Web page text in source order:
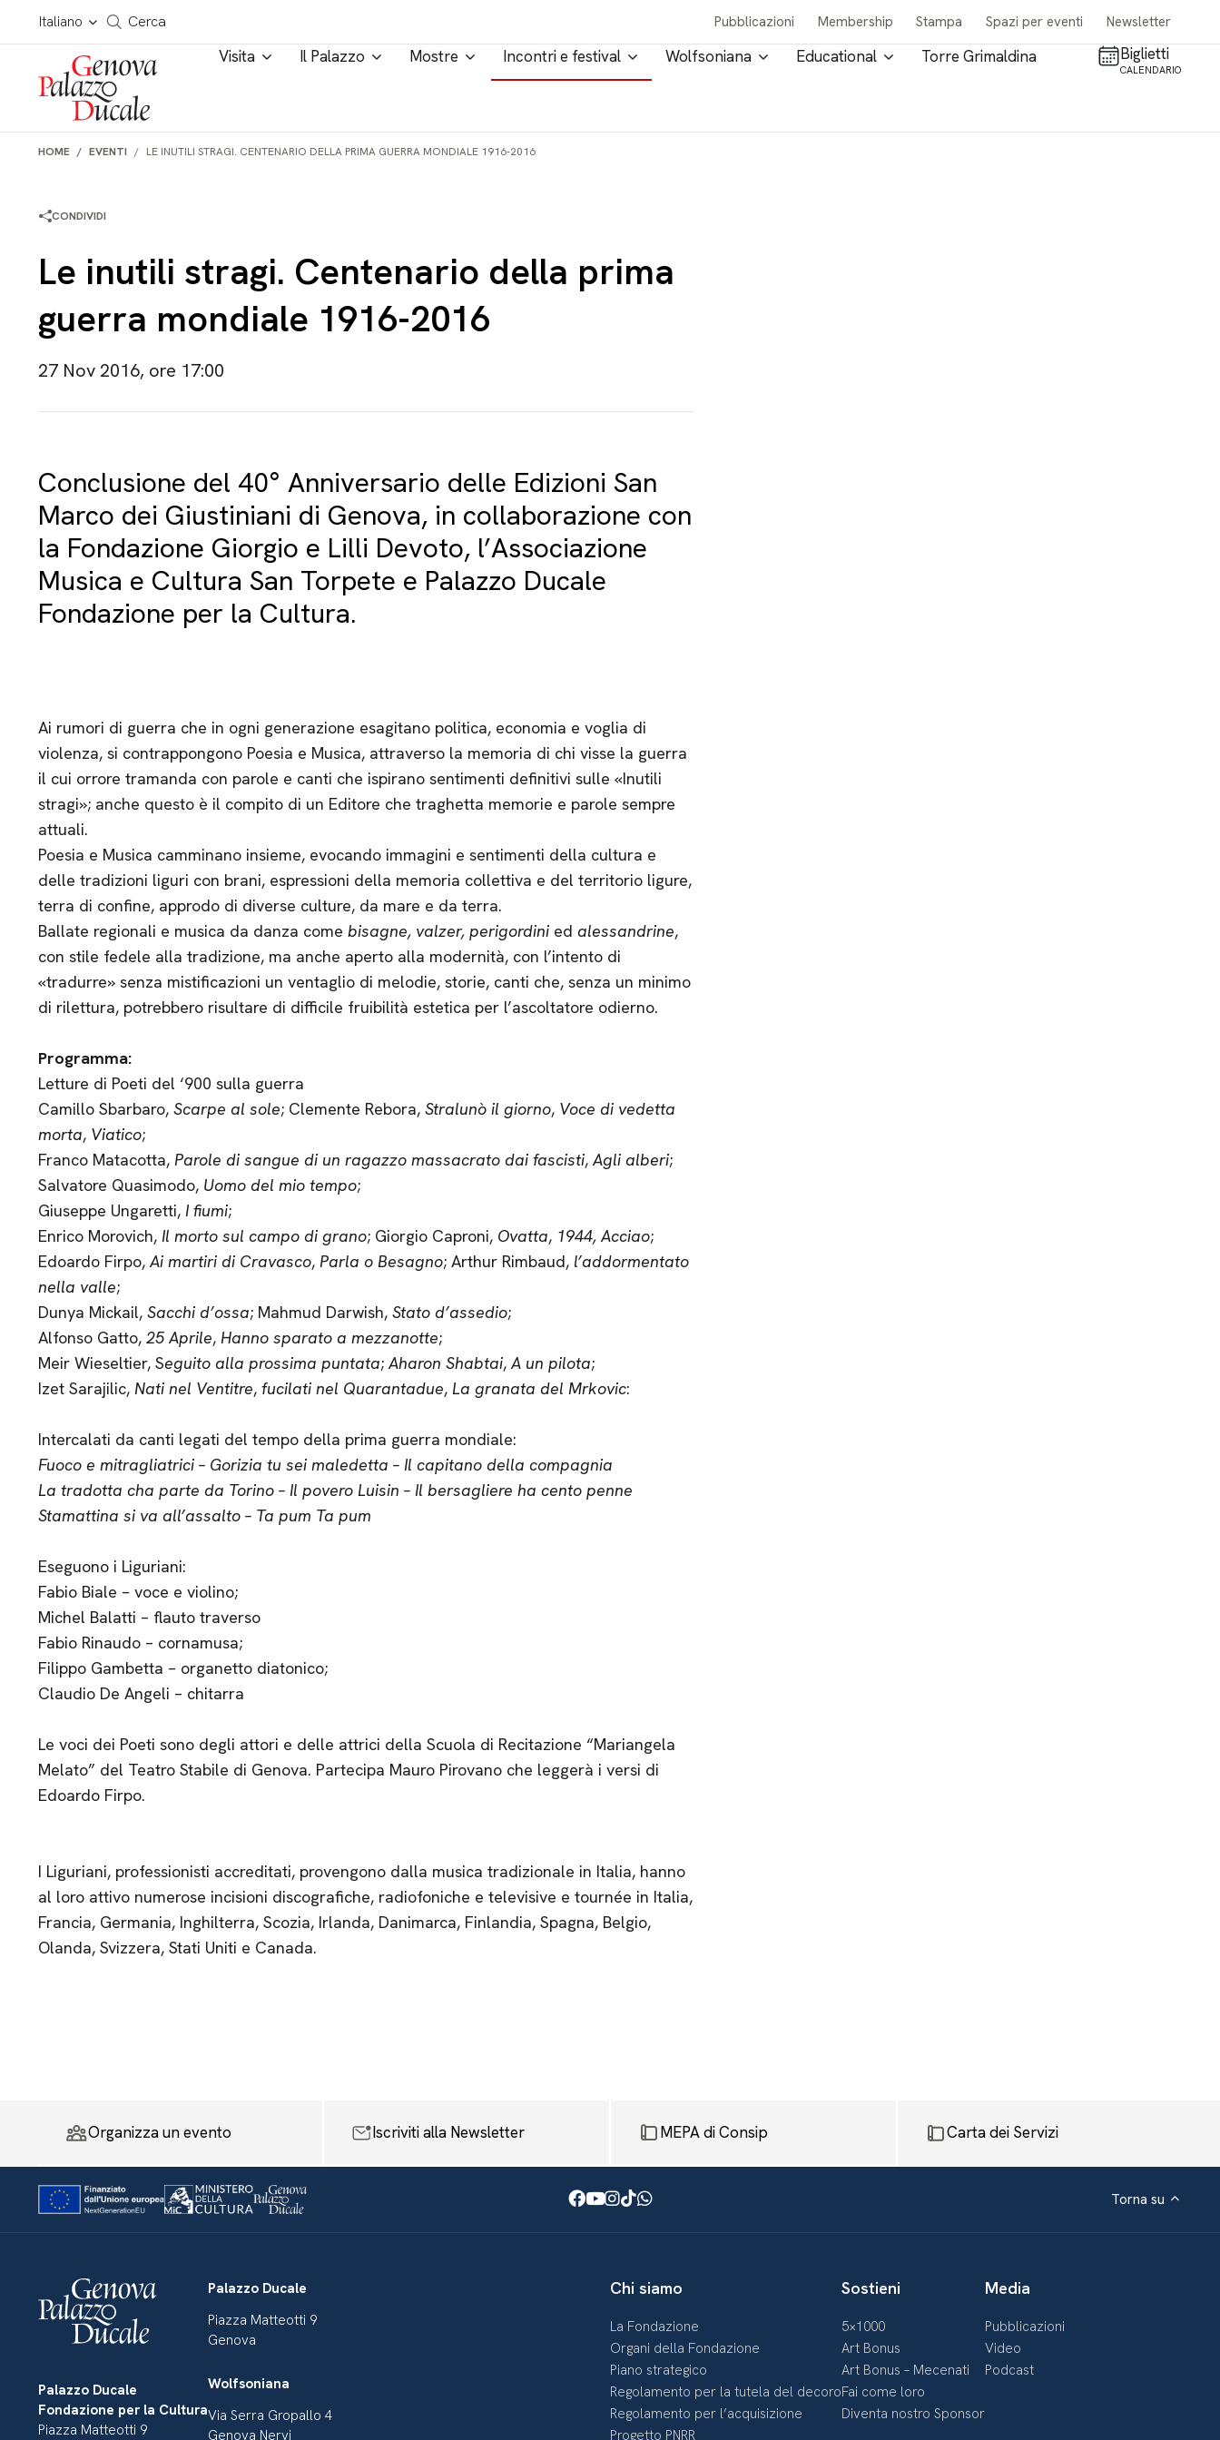
Salta al contenuto
Italiano
Cerca in tutto il sito
Cerca Pubblicazioni Membership Stampa Spazi per eventi Newsletter
Visita Il Palazzo Mostre Incontri e festival Wolfsoniana Educational Torre Grimaldina Biglietti
CALENDARIO
HOME EVENTI LE INUTILI STRAGI. CENTENARIO DELLA PRIMA GUERRA MONDIALE 1916-2016
CONDIVIDI
Le inutili stragi. Centenario della prima
guerra mondiale 1916-2016
27 Nov 2016, ore 17:00
Conclusione del 40° Anniversario delle Edizioni San
Marco dei Giustiniani di Genova, in collaborazione con
la Fondazione Giorgio e Lilli Devoto, l’Associazione
Musica e Cultura San Torpete e Palazzo Ducale
Fondazione per la Cultura.
Ai rumori di guerra che in ogni generazione esagitano politica, economia e voglia di
violenza, si contrappongono Poesia e Musica, attraverso la memoria di chi visse la guerra
il cui orrore tramanda con parole e canti che ispirano sentimenti definitivi sulle «Inutili
stragi»; anche questo è il compito di un Editore che traghetta memorie e parole sempre
attuali.
Poesia e Musica camminano insieme, evocando immagini e sentimenti della cultura e
delle tradizioni liguri con brani, espressioni della memoria collettiva e del territorio ligure,
terra di confine, approdo di diverse culture, da mare e da terra.
Ballate regionali e musica da danza come bisagne, valzer, perigordinied alessandrine,
con stile fedele alla tradizione, ma anche aperto alla modernità, con l’intento di
«tradurre» senza mistificazioni un ventaglio di melodie, storie, canti che, senza un minimo
di rilettura, potrebbero risultare di difficile fruibilità estetica per l’ascoltatore odierno.
Programma:
Letture di Poeti del ‘900 sulla guerra
Camillo Sbarbaro, Scarpe al sole; Clemente Rebora, Stralunò il giorno, Voce di vedetta
morta, Viatico;
Franco Matacotta, Parole di sangue di un ragazzo massacrato dai fascisti,Agli alberi;
Salvatore Quasimodo, Uomo del mio tempo;
Giuseppe Ungaretti, I fiumi;
Enrico Morovich, Il morto sul campo di grano; Giorgio Caproni, Ovatta,1944, Acciao;
Edoardo Firpo,Ai martiri di Cravasco, Parla o Besagno; Arthur Rimbaud, l’addormentato
nella valle;
Dunya Mickail, Sacchi d’ossa; Mahmud Darwish, Stato d’assedio;
Alfonso Gatto, 25 Aprile, Hanno sparato a mezzanotte;
Meir Wieseltier, Seguito alla prossima puntata;Aharon Shabtai,A un pilota;
Izet Sarajilic, Nati nel Ventitre, fucilati nel Quarantadue, La granata del Mrkovic:
Intercalati da canti legati del tempo della prima guerra mondiale:
Fuoco e mitragliatrici – Gorizia tu sei maledetta – Il capitano della compagnia
La tradotta cha parte da Torino – Il povero Luisin – Il bersagliere ha cento penne
Stamattina si va all’assalto – Ta pum Ta pum
Eseguono i Liguriani:
Fabio Biale – voce e violino;
Michel Balatti – flauto traverso
Fabio Rinaudo – cornamusa;
Filippo Gambetta – organetto diatonico;
Claudio De Angeli – chitarra
Le voci dei Poeti sono degli attori e delle attrici della Scuola di Recitazione “Mariangela
Melato” del Teatro Stabile di Genova. Partecipa Mauro Pirovano che leggerà i versi di
Edoardo Firpo.
I Liguriani, professionisti accreditati, provengono dalla musica tradizionale in Italia, hanno
al loro attivo numerose incisioni discografiche, radiofoniche e televisive e tournée in Italia,
Francia, Germania, Inghilterra, Scozia, Irlanda, Danimarca, Finlandia, Spagna, Belgio,
Olanda, Svizzera, Stati Uniti e Canada.
Organizza un evento Iscriviti alla Newsletter MEPA di Consip Carta dei Servizi
Facebook
Youtube
Instagram
TikTok
WhatsApp Torna su
Palazzo Ducale
Fondazione per la Cultura
Piazza Matteotti 9
Palazzo Ducale
Piazza Matteotti 9
Genova
Wolfsoniana
Via Serra Gropallo 4
Genova Nervi
Chi siamo
La Fondazione
Organi della Fondazione
Piano strategico
Regolamento per la tutela del decoro
Regolamento per l’acquisizione
Progetto PNRR
Sostieni
5×1000
Art Bonus
Art Bonus – Mecenati
Fai come loro
Diventa nostro Sponsor
Media
Pubblicazioni
Video
Podcast